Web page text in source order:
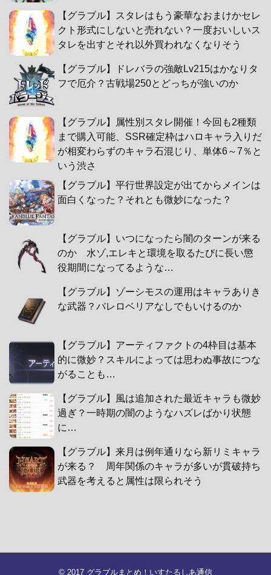
【グラブル】スタレはもう豪華なおまけかセレ
クト形式にしないと売れない？一度おいしいス
タレを出すとそれ以外買われなくなりそう
【グラブル】ドレバラの強敵Lv215はかなりタ
フで厄介？古戦場250とどっちが強いのか
【グラブル】属性別スタレ開催！今回も2種類
まで購入可能、SSR確定枠はハロキャラ入りだ
が相変わらずのキャラ石混じり、単体6～7％と
いう渋さ
【グラブル】平行世界設定が出てからメインは
面白くなった？それとも微妙になった？
【グラブル】いつになったら闇のターンが来る
のか 水ゾ,エレキと環境を取るたびに長い懲
役期間になってるような…
【グラブル】ゾーシモスの運用はキャラありき
な武器？バレロベリアなしでもいけるのか
【グラブル】アーティファクトの4枠目は基本
的に微妙？スキルによっては思わぬ事故につな
がることも…
【グラブル】風は追加された最近キャラも微妙
過ぎ？一時期の闇のようなハズレばかり状態
に…
【グラブル】来月は例年通りなら新リミキャラ
が来る？ 周年関係のキャラが多いが貫破持ち
武器を考えると属性は限られそう
© 2017 グラブルまとめ！いすたるしあ通信